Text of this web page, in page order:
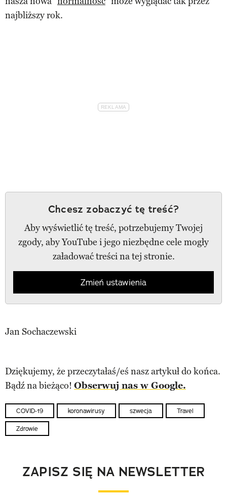
najbliższy rok.
Chcesz zobaczyć tę treść?
Aby wyświetlić tę treść, potrzebujemy Twojej
zgody, aby YouTube i jego niezbędne cele mogły
załadować treści na tej stronie.
Zmień ustawienia
Jan Sochaczewski
Dziękujemy, że przeczytałaś/eś nasz artykuł do końca.
Bądź na bieżąco! Obserwuj nas w Google.
COVID-19 koronawirusy szwecja Travel
Zdrowie
ZAPISZ SIĘ NA NEWSLETTER